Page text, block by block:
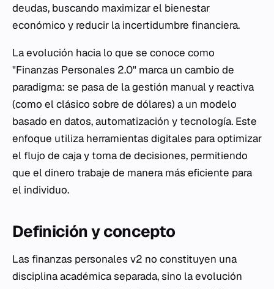
deudas, buscando maximizar el bienestar
económico y reducir la incertidumbre financiera.
La evolución hacia lo que se conoce como
"Finanzas Personales 2.0" marca un cambio de
paradigma: se pasa de la gestión manual y reactiva
(como el clásico sobre de dólares) a un modelo
basado en datos, automatización y tecnología. Este
enfoque utiliza herramientas digitales para optimizar
el flujo de caja y toma de decisiones, permitiendo
que el dinero trabaje de manera más eficiente para
el individuo.
Definición y concepto
Las finanzas personales v2 no constituyen una
disciplina académica separada, sino la evolución